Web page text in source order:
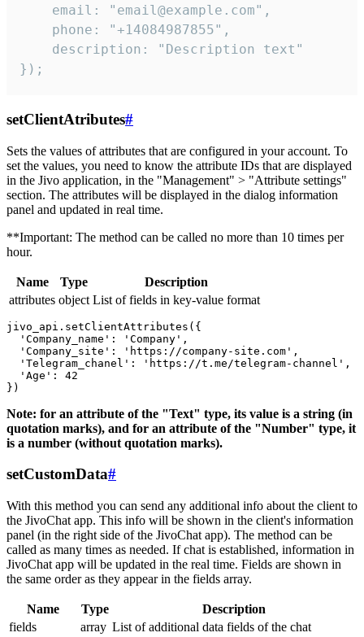
    email: "email@example.com",
    phone: "+14084987855",
    description: "Description text"
});
setClientAtributes#
Sets the values ​​of attributes that are configured in your account. To
set the values, you need to know the attribute IDs that are displayed
in the Jivo application, in the "Management" > "Attribute settings"
section. The attributes will be displayed in the dialog information
panel and updated in real time.
**Important: The method can be called no more than 10 times per
hour.
Name Type
Description
attributes object List of fields in key-value format
jivo_api.setClientAttributes({
  'Company_name': 'Company',
  'Company_site': 'https://company-site.com',
  'Telegram_chanel': 'https://t.me/telegram-channel',
  'Age': 42
Note: for an attribute of the "Text" type, its value is a string (in
quotation marks), and for an attribute of the "Number" type, it
is a number (without quotation marks).
setCustomData#
With this method you can send any additional info about the client to
the JivoChat app. This info will be shown in the client's information
panel (in the right side of the JivoChat app). The method can be
called as many times as needed. If chat is established, information in
JivoChat app will be updated in the real time. Fields are shown in
the same order as they appear in the fields array.
Name Type
Description
fields
array List of additional data fields of the chat